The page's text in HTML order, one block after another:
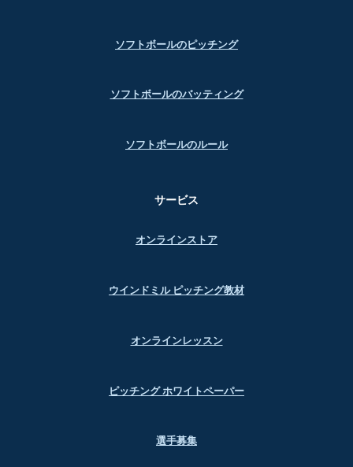
ソフトボールのピッチング
ソフトボールのバッティング
ソフトボールのルール
サービス
オンラインストア
ウインドミル ピッチング教材
オンラインレッスン
ピッチング ホワイトペーパー
選手募集